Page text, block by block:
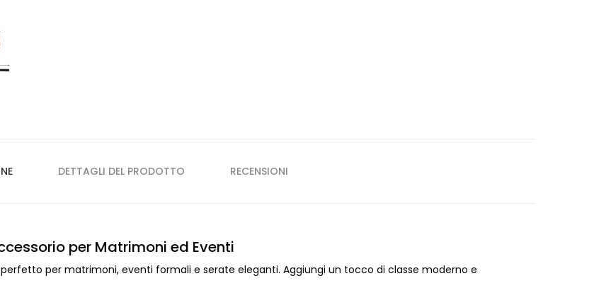
DETTAGLI DEL PRODOTTO RECENSIONI
per Matrimoni ed Eventi
per matrimoni, eventi formali e serate eleganti. Aggiungi un tocco di classe moderno e